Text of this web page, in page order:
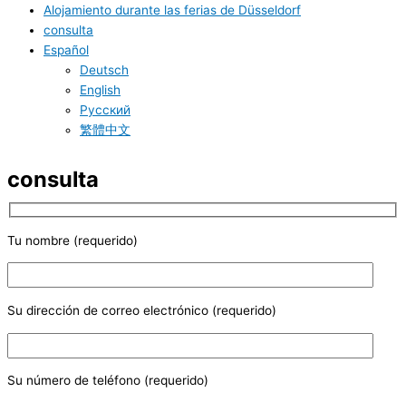
Alojamiento durante las ferias de Düsseldorf
consulta
Español
Deutsch
English
Русский
繁體中文
consulta
Tu nombre (requerido)
Su dirección de correo electrónico (requerido)
Su número de teléfono (requerido)